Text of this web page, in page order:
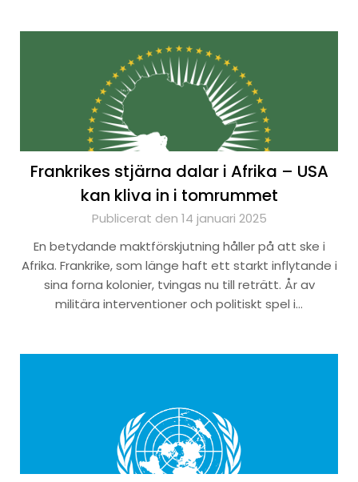
Frankrikes stjärna dalar i Afrika – USA
kan kliva in i tomrummet
Publicerat den 14 januari 2025
En betydande maktförskjutning håller på att ske i
Afrika. Frankrike, som länge haft ett starkt inflytande i
sina forna kolonier, tvingas nu till reträtt. År av
militära interventioner och politiskt spel i…